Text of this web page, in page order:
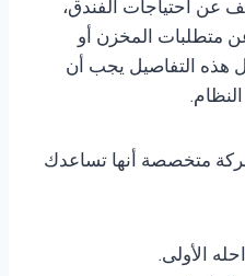
عن احتياجات الفندق،
متطلبات المخزن أو
هذه التفاصيل يجب أن
متخصصة أنها تساعدك
الأولى.